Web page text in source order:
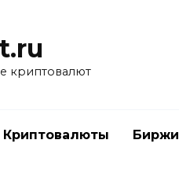
криптовалют
Криптовалюты Биржи